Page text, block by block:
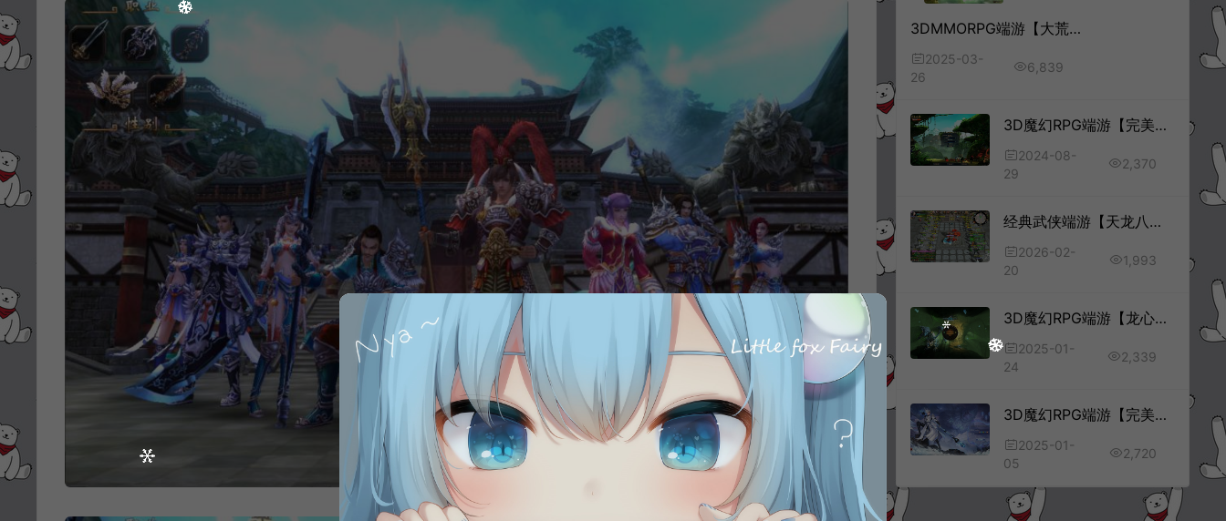
3DMMORPG端游【大荒传奇OL】3月最新整理Win半手工服务端+货币修改教程+PC客户端+详细搭建教程
2025-03-
26
6,839
3D魔幻RPG端游【完美国际144灵族起源】8月最新整理Linux手工服务端+管理后台+网页注册+GM指令+GM工具+PC客户端+详细搭建教程
2024-08-
29
2,370
经典武侠端游【天龙八部之万紫千红6.5修改版】2月最新整理Linux手工服务端+GM工具+PC客户端+详细搭建教程
2026-02-
20
1,993
3D魔幻RPG端游【龙心传奇8职业修复版】1月最新整理Win半手工服务端+网页注册+GM指令+PC客户端+详细搭建教程
2025-01-
24
2,339
3D魔幻RPG端游【完美国际172V340妖族崛起15职业】1月最新整理新Linux手工服务端+管理后台+GM完整指令+GM工具+PC客户端+详细搭建教程
2025-01-
05
2,720